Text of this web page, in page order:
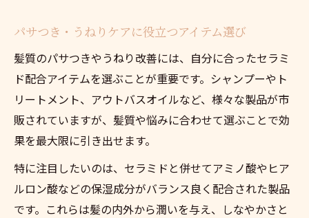
パサつき・うねりケアに役立つアイテム選び
髪質のパサつきやうねり改善には、自分に合ったセラミ
ド配合アイテムを選ぶことが重要です。シャンプーやト
リートメント、アウトバスオイルなど、様々な製品が市
販されていますが、髪質や悩みに合わせて選ぶことで効
果を最大限に引き出せます。
特に注目したいのは、セラミドと併せてアミノ酸やヒア
ルロン酸などの保湿成分がバランス良く配合された製品
です。これらは髪の内外から潤いを与え、しなやかさと